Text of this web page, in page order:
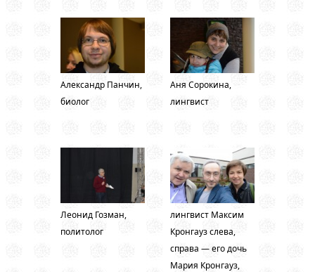
Александр Панчин,
биолог
Аня Сорокина,
лингвист
Леонид Гозман,
политолог
лингвист Максим
Кронгауз слева,
справа — его дочь
Мария Кронгауз,